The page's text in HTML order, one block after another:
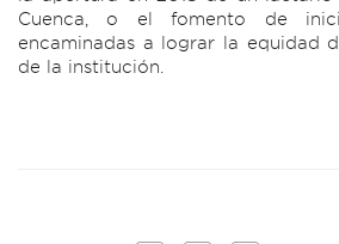
Cuenca, o el fomento de
encaminadas a lograr la equidad
de la institución.